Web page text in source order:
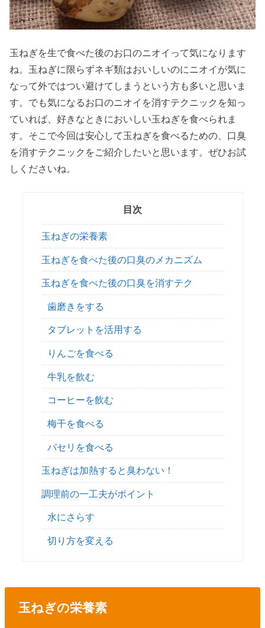
玉ねぎを生で食べた後のお口のニオイって気になります
ね。玉ねぎに限らずネギ類はおいしいのにニオイが気に
なって外ではつい避けてしまうという方も多いと思いま
す。でも気になるお口のニオイを消すテクニックを知っ
ていれば、好きなときにおいしい玉ねぎを食べられま
す。そこで今回は安心して玉ねぎを食べるための、口臭
を消すテクニックをご紹介したいと思います。ぜひお試
しくださいね。
目次
玉ねぎの栄養素
玉ねぎを食べた後の口臭のメカニズム
玉ねぎを食べた後の口臭を消すテク
歯磨きをする
タブレットを活用する
りんごを食べる
牛乳を飲む
コーヒーを飲む
梅干を食べる
パセリを食べる
玉ねぎは加熱すると臭わない！
調理前の一工夫がポイント
水にさらす
切り方を変える
玉ねぎの栄養素